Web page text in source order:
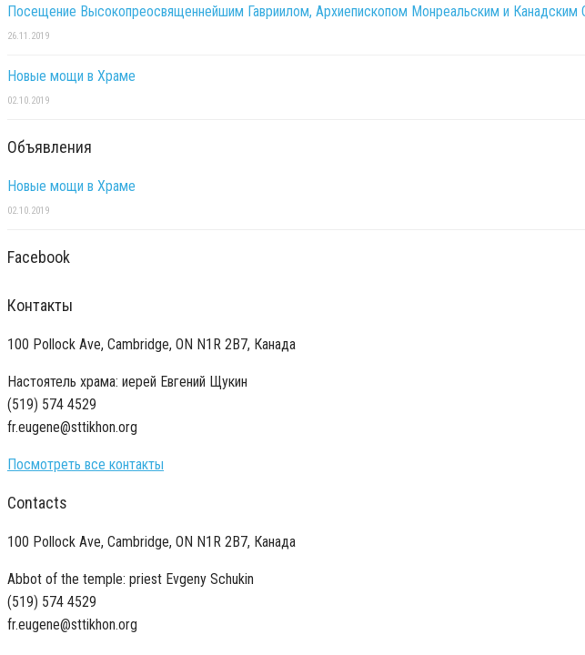
Посещение Высокопреосвященнейшим Гавриилом, Архиепископом Монреальским и Канадским
26.11.2019
Новые мощи в Храме
02.10.2019
Объявления
Новые мощи в Храме
02.10.2019
Facebook
Контакты
100 Pollock Ave, Cambridge, ON N1R 2B7, Канада
Настоятель храма: иерей Евгений Щукин
(519) 574 4529
fr.eugene@sttikhon.org
Посмотреть все контакты
Contacts
100 Pollock Ave, Cambridge, ON N1R 2B7, Канада
Abbot of the temple: priest Evgeny Schukin
(519) 574 4529
fr.eugene@sttikhon.org